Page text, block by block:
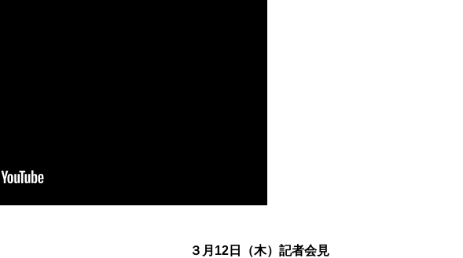
３月12日（木）記者会見